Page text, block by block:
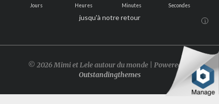
Jours Heures Minutes Secondes
jusqu'à notre retour i
© 2026 Mimi et Lele autour du monde | Powered by
Outstandingthemes